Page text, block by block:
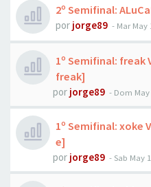
2º Semifinal:
por jorge89 - Mar May
1º Semifinal: freak
freak]
por jorge89 - Dom May
1º Semifinal: xoke
e]
por jorge89 - Sab May